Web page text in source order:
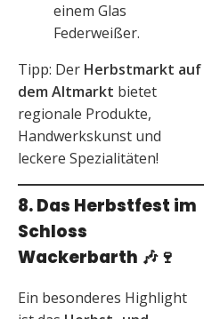
einem Glas
Federweißer.
Tipp: Der Herbstmarkt auf
dem Altmarkt bietet
regionale Produkte,
Handwerkskunst und
leckere Spezialitäten!
8. Das Herbstfest im
Schloss
Wackerbarth 🎶🍷
Ein besonderes Highlight